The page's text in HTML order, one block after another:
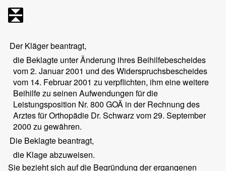
Der Kläger beantragt,
die Beklagte unter Änderung ihres Beihilfebescheides
vom 2. Januar 2001 und des Widerspruchsbescheides
vom 14. Februar 2001 zu verpflichten, ihm eine weitere
Beihilfe zu seinen Aufwendungen für die
Leistungsposition Nr. 800 GOÄ in der Rechnung des
Arztes für Orthopädie Dr. Schwarz vom 29. September
2000 zu gewähren.
Die Beklagte beantragt,
die Klage abzuweisen.
Sie bezieht sich auf die Begründung der ergangenen